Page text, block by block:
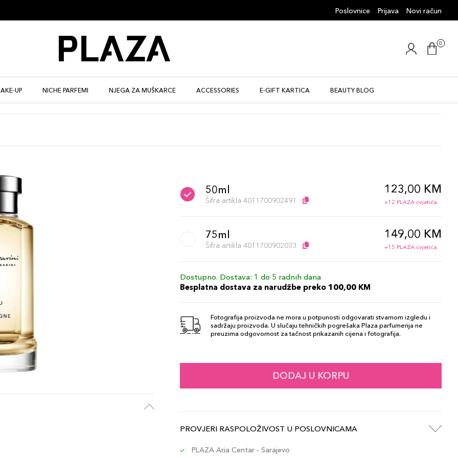
Poslovnice Prijava Novi račun
0
UP NICHE PARFEMI NJEGA ZA MUŠKARCE ACCESSORIES E-GIFT KARTICA BEAUTY BLOG
50ml
Šifra artikla 4011700902491
123,00 KM
+12 PLAZA cvjetića
75ml
Šifra artikla 4011700902033
149,00 KM
+15 PLAZA cvjetića
Dostupno. Dostava: 1 do 5 radnih dana
Besplatna dostava za narudžbe preko 100,00 KM
Fotografija proizvoda ne mora u potpunosti odgovarati stvarnom izgledu i
sadržaju proizvoda. U slučaju tehničkih pogrešaka Plaza parfumerija ne
preuzima odgovornost za tačnost prikazanih cijena i fotografija.
DODAJ U KORPU
PROVJERI RASPOLOŽIVOST U POSLOVNICAMA
PLAZA Aria Centar - Sarajevo